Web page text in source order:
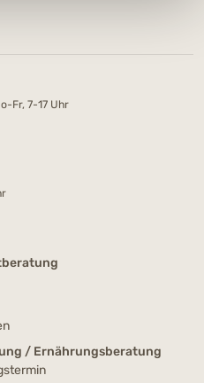
Fr, 7-17 Uhr
/ Ernährungsberatung